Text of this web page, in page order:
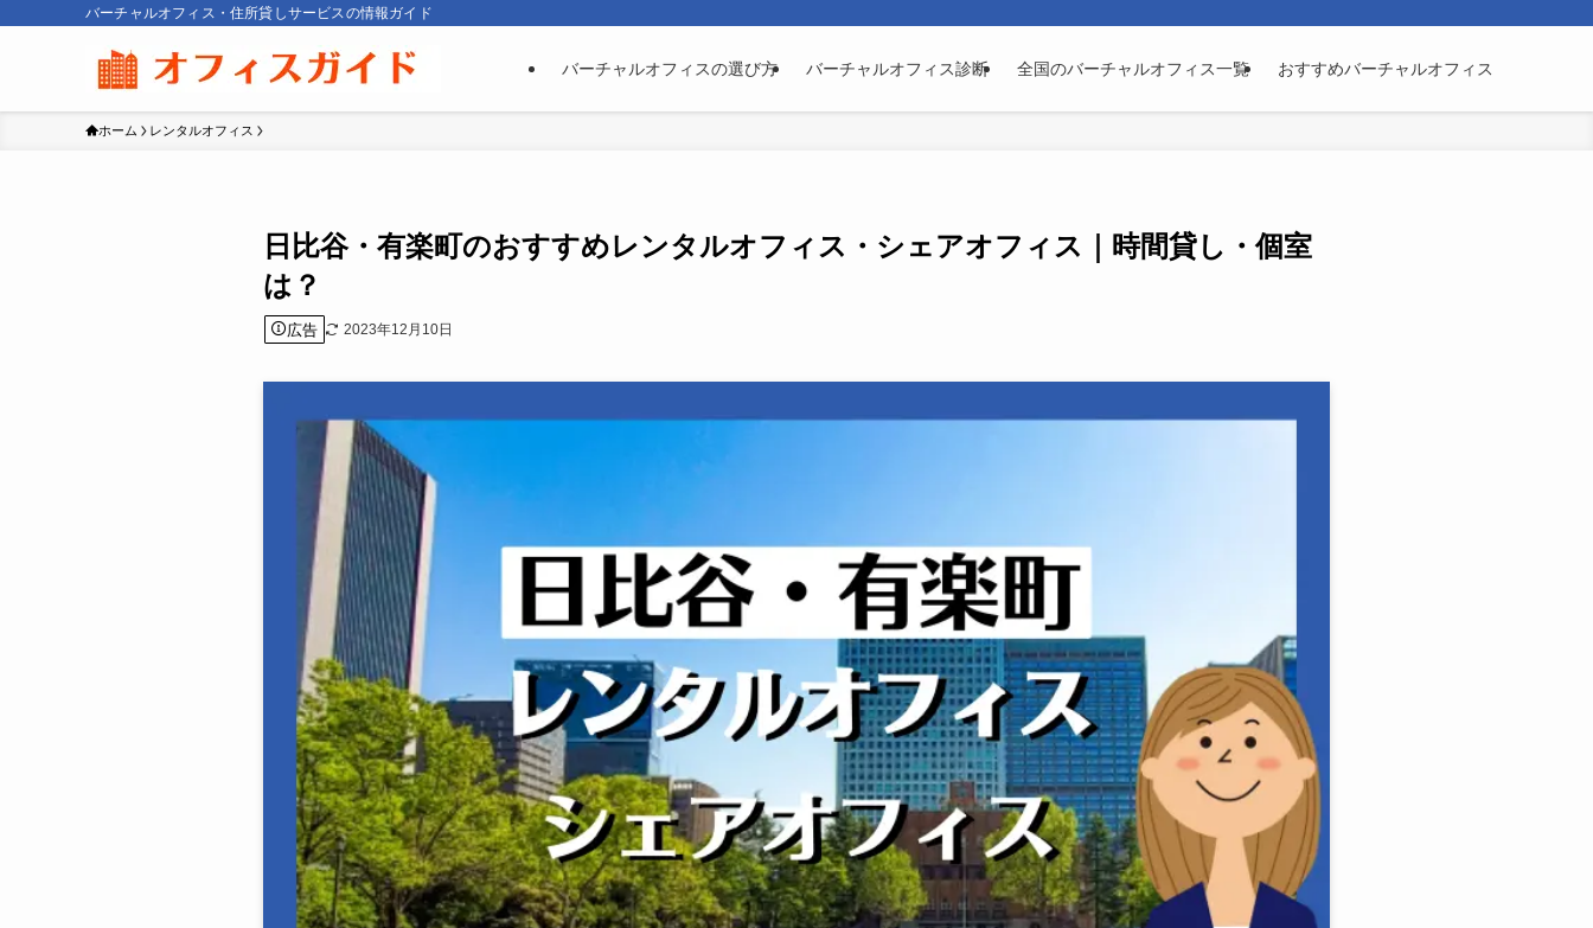
バーチャルオフィス・住所貸しサービスの情報ガイド
バーチャルオフィスの選び方 バーチャルオフィス診断 全国のバーチャルオフィス一覧 おすすめバーチャルオフィス
ホーム レンタルオフィス
日比谷・有楽町のおすすめレンタルオフィス・シェアオフィス｜時間貸し・個室
は？
広告 2023年12月10日